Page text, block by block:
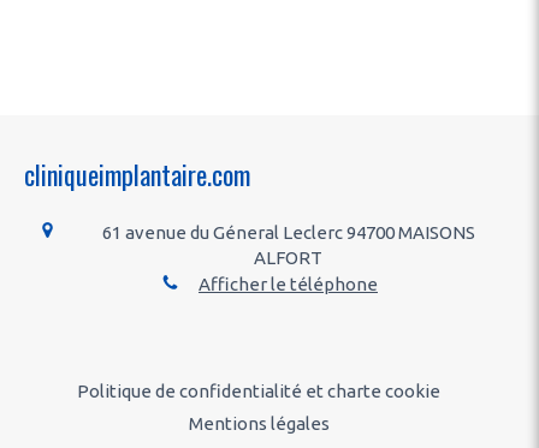
cliniqueimplantaire.com
61 avenue du Géneral Leclerc 94700 MAISONS
ALFORT
Afficher le téléphone
Politique de confidentialité et charte cookie
Mentions légales